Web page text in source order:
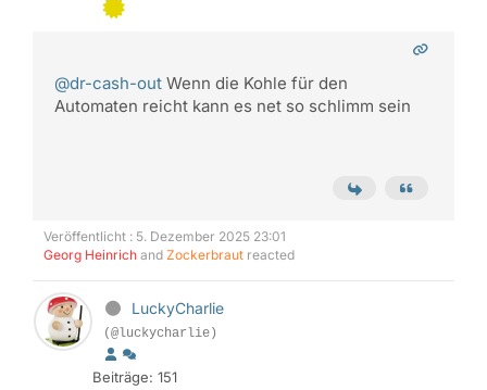
@dr-cash-out Wenn die Kohle für den
Automaten reicht kann es net so schlimm sein
Veröffentlicht : 5. Dezember 2025 23:01
Georg Heinrich and Zockerbraut reacted
LuckyCharlie
(@luckycharlie)
Beiträge: 151